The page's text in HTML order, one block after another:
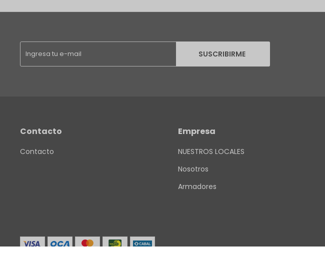
SUSCRIBIRME
Contacto
Contacto
Empresa
NUESTROS LOCALES
Nosotros
Armadores